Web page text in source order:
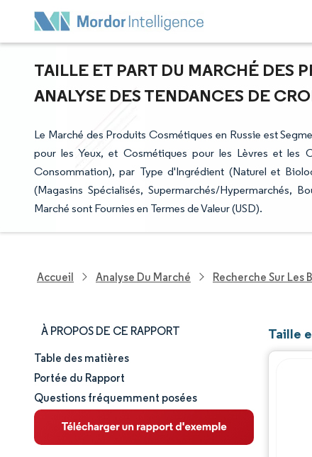
TAILLE ET PART DU MARCHÉ DES
ANALYSE DES TENDANCES DE
Le Marché des Produits Cosmétiques en Russie est
pour les Yeux, et Cosmétiques pour les Lèvres et les
Consommation), par Type d'Ingrédient (Naturel et
(Magasins Spécialisés, Supermarchés/Hypermarchés,
Marché sont Fournies en Termes de Valeur (USD).
Accueil Analyse Du Marché Recherche Sur Les
À PROPOS DE CE RAPPORT
Taille et part de marché
Analyse du marché
Tendances et perspectives
Table des matières
Portée du Rapport
Questions fréquemment posées
Taille